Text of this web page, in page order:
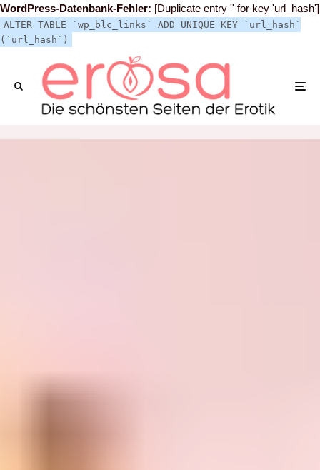
WordPress-Datenbank-Fehler: [Duplicate entry '' for key 'url_hash']
ALTER TABLE `wp_blc_links` ADD UNIQUE KEY `url_hash`
(`url_hash`)